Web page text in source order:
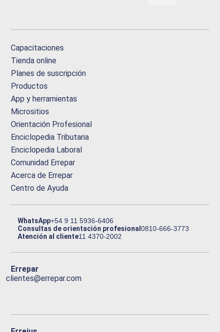
Capacitaciones
Tienda online
Planes de suscripción
Productos
App y herramientas
Micrositios
Orientación Profesional
Enciclopedia Tributaria
Enciclopedia Laboral
Comunidad Errepar
Acerca de Errepar
Centro de Ayuda
WhatsApp+54 9 11 5936-6406
Consultas de orientación profesional0810-666-3773
Atención al cliente11 4370-2002
Errepar
clientes@errepar.com